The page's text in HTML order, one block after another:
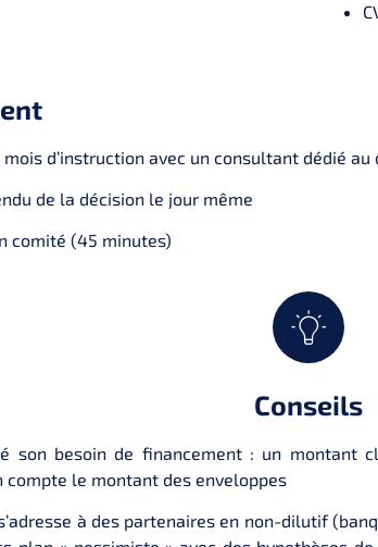
mois d’instruction avec un consultant dédié au
de la décision le jour même
comité (45 minutes)
Conseils
son besoin de financement : un montant
compte le montant des enveloppes
à des partenaires en non-dilutif